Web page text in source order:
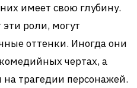
имеет свою глубину.
роли, могут
оттенки. Иногда они
чертах, а
на трагедии персонажей.